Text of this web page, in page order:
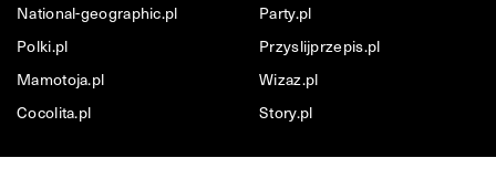
National-geographic.pl
Party.pl
Polki.pl
Przyslijprzepis.pl
Mamotoja.pl
Wizaz.pl
Cocolita.pl
Story.pl